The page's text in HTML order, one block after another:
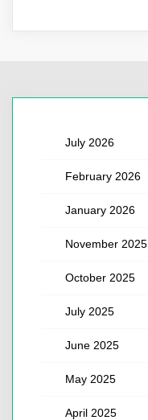
July 2026
February 2026
January 2026
November 2025
October 2025
July 2025
June 2025
May 2025
April 2025